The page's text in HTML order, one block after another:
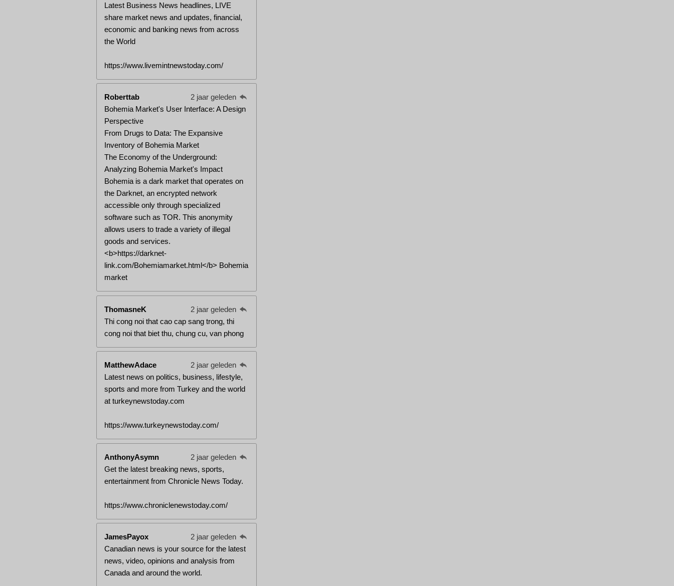
Latest Business News headlines, LIVE
share market news and updates, financial,
economic and banking news from across
the World
https://www.livemintnewstoday.com/
Roberttab
2 jaar geleden
Bohemia Market's User Interface: A Design
Perspective
From Drugs to Data: The Expansive
Inventory of Bohemia Market
The Economy of the Underground:
Analyzing Bohemia Market's Impact
Bohemia is a dark market that operates on
the Darknet, an encrypted network
accessible only through specialized
software such as TOR. This anonymity
allows users to trade a variety of illegal
goods and services.
<b>https://darknet-
link.com/Bohemiamarket.html</b> Bohemia
market
ThomasneK
2 jaar geleden
Thi cong noi that cao cap sang trong, thi
cong noi that biet thu, chung cu, van phong
MatthewAdace
2 jaar geleden
Latest news on politics, business, lifestyle,
sports and more from Turkey and the world
at turkeynewstoday.com
https://www.turkeynewstoday.com/
AnthonyAsymn
2 jaar geleden
Get the latest breaking news, sports,
entertainment from Chronicle News Today.
https://www.chroniclenewstoday.com/
JamesPayox
2 jaar geleden
Canadian news is your source for the latest
news, video, opinions and analysis from
Canada and around the world.